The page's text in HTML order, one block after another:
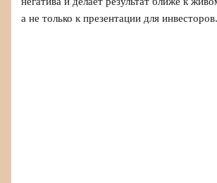
а не только к презентации для инвесторов.